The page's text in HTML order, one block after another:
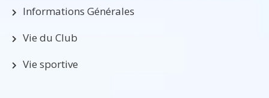
Informations Générales
Vie du Club
Vie sportive